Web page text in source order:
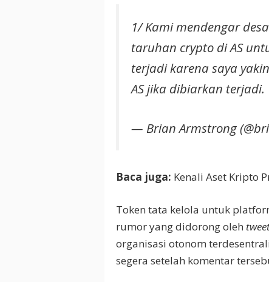
1/ Kami mendengar
taruhan crypto di AS
terjadi karena saya
AS jika dibiarkan terjadi.
— Brian Armstrong
Baca juga: Kenali Aset Kripto
Token tata kelola untuk
rumor yang didorong oleh
organisasi otonom
segera setelah komentar